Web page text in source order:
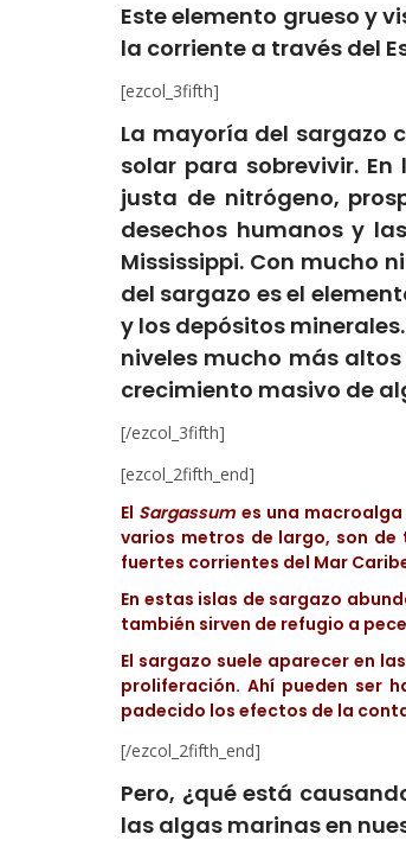
Este elemento grueso y
la corriente a través del
[ezcol_3fifth]
La mayoría del sargazo
solar para sobrevivir. En
justa de nitrógeno,
desechos humanos y
Mississippi. Con mucho
del sargazo es el
y los depósitos
niveles mucho más
crecimiento masivo de
[/ezcol_3fifth]
[ezcol_2fifth_end]
El Sargassum es una
varios metros de largo, son
fuertes corrientes del Mar
En estas islas de sargazo
también sirven de refugio a
El sargazo suele aparecer en
proliferación. Ahí pueden ser
padecido los efectos de la
[/ezcol_2fifth_end]
Pero, ¿qué está
las algas marinas en